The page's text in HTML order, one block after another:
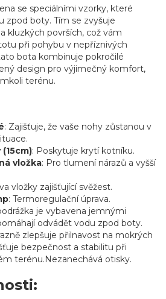
se speciálními vzorky, které
zpod boty. Tím se zvyšuje
kluzkých površích, což vám
při pohybu v nepříznivých
bota kombinuje pokročilé
design pro výjimečný komfort,
terénu.
: Zajišťuje, že vaše nohy zůstanou v
: Poskytuje krytí kotníku.
vložka: Pro tlumení nárazů a vyšší
vložky zajišťující svěžest.
: Termoregulační úprava.
je vybavena jemnými
odvádět vodu zpod boty.
zlepšuje přilnavost na mokrých
bezpečnost a stabilitu při
terénu.Nezanechává otisky.